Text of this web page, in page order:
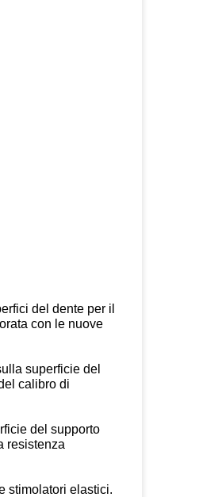
del dente per il
con le nuove
superficie del
calibro di
del supporto
resistenza
stimolatori elastici.